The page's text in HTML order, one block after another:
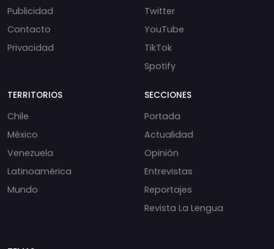
Publicidad
Contacto
Privacidad
Twitter
YouTube
TikTok
Spotify
TERRITORIOS
Chile
México
Venezuela
Latinoamérica
Mundo
SECCIONES
Portada
Actualidad
Opinión
Entrevistas
Reportajes
Revista La Lengua